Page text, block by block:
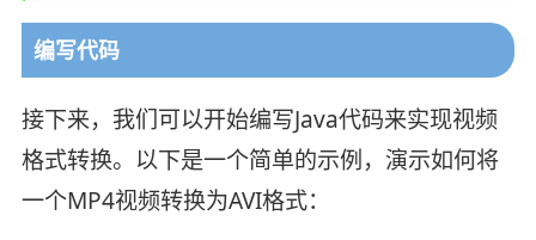
编写代码
接下来，我们可以开始编写Java代码来实现视频
格式转换。以下是一个简单的示例，演示如何将
一个MP4视频转换为AVI格式：